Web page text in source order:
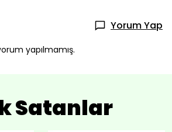
Yorum Yap
yapılmamış.
Satanlar